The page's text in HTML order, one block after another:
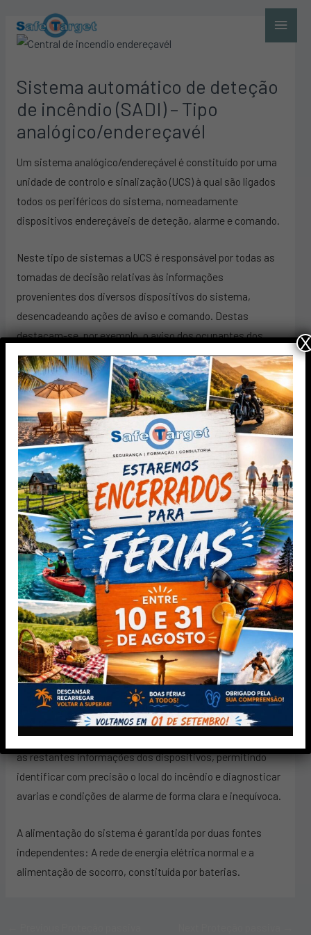
content
Main
Menu
Sistema automático de deteção
de incêndio (SADI) – Tipo
analógico/endereçavél
Um sistema analógico/endereçável é constituído por uma
unidade de controlo e sinalização (UCS) à qual são ligados
todos os periféricos do sistema, nomeadamente
dispositivos endereçáveis de deteção, alarme e comando.
Neste tipo de sistemas a UCS é responsável por todas as
tomadas de decisão relativas às informações
provenientes dos diversos dispositivos do sistema,
desencadeando ações de aviso e comando. Destas
destacam-se, por exemplo, o aviso dos ocupantes dos
edifícios, o aviso das equipas de socorro, a atuação de
portas e registos corta-fogo, a ativação de sistemas de
desenfumagem e sistemas de extinção, etc.
Nestes sistemas, a operação da UCS, sendo do tipo
analógica e endereçável, tem por base técnicas de
deteção analógica de transmissão digital. Estes sistemas
são ainda caracterizados por possuir algoritmos
avançados de análise de alarmes, garantindo assim um
nível de falsos alarmes extremamente reduzido.
A ligação entre a UCS e os diversos dispositivos do
sistema são normalmente organizados em anel (Loop),
dependendo o número de dispositivos por cada anel e o seu
comprimento das especificações de cada fabricante e do
protocolo utilizado.
Cada dispositivo está associado a, pelo menos, um
endereço próprio que traduz inequivocamente a sua
identificação.
Os endereços são transmitidos à UCS em associação com
as restantes informações dos dispositivos, permitindo
identificar com precisão o local do incêndio e diagnosticar
avarias e condições de alarme de forma clara e inequívoca.
A alimentação do sistema é garantida por duas fontes
independentes: A rede de energia elétrica normal e a
alimentação de socorro, constituída por baterias.
X